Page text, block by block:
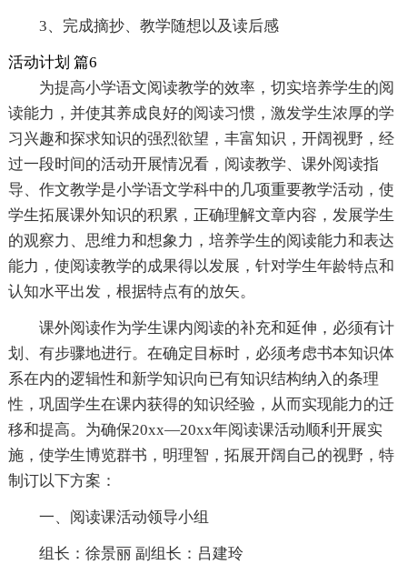
3、完成摘抄、教学随想以及读后感
活动计划 篇6
为提高小学语文阅读教学的效率，切实培养学生的阅
读能力，并使其养成良好的阅读习惯，激发学生浓厚的学
习兴趣和探求知识的强烈欲望，丰富知识，开阔视野，经
过一段时间的活动开展情况看，阅读教学、课外阅读指
导、作文教学是小学语文学科中的几项重要教学活动，使
学生拓展课外知识的积累，正确理解文章内容，发展学生
的观察力、思维力和想象力，培养学生的阅读能力和表达
能力，使阅读教学的成果得以发展，针对学生年龄特点和
认知水平出发，根据特点有的放矢。
课外阅读作为学生课内阅读的补充和延伸，必须有计
划、有步骤地进行。在确定目标时，必须考虑书本知识体
系在内的逻辑性和新学知识向已有知识结构纳入的条理
性，巩固学生在课内获得的知识经验，从而实现能力的迁
移和提高。为确保20xx—20xx年阅读课活动顺利开展实
施，使学生博览群书，明理智，拓展开阔自己的视野，特
制订以下方案：
一、阅读课活动领导小组
组长：徐景丽 副组长：吕建玲